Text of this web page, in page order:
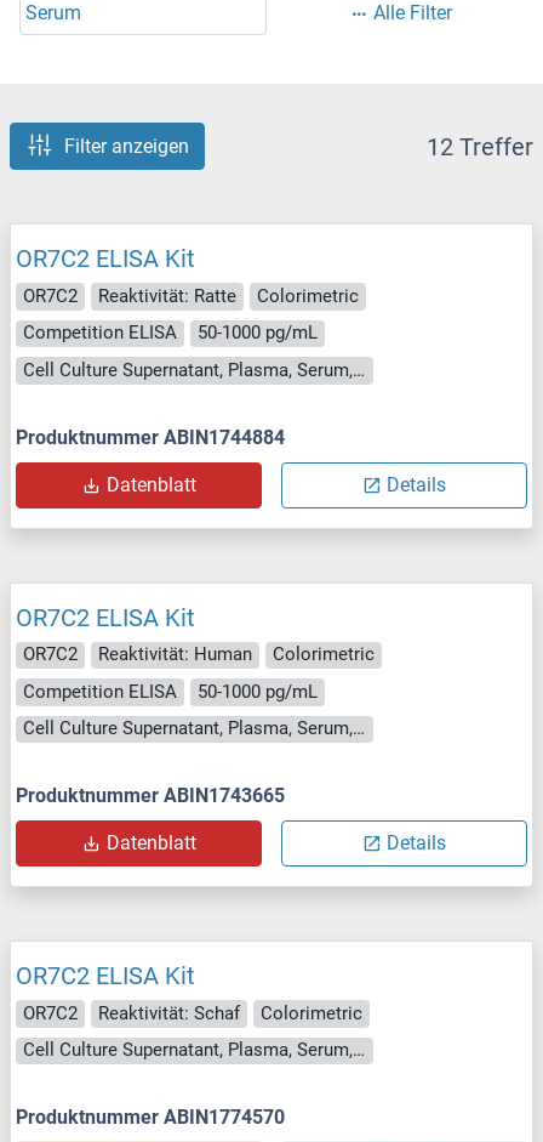
Serum Alle Filter
Filter anzeigen 12 Treffer
OR7C2 ELISA Kit
OR7C2 Reaktivität: Ratte
Colorimetric
Competition ELISA
50-1000 pg/mL
Cell Culture Supernatant, Plasma, Serum, Tissue Homogenate
Produktnummer ABIN1744884
Datenblatt Details
OR7C2 ELISA Kit
OR7C2 Reaktivität: Human
Colorimetric
Competition ELISA
50-1000 pg/mL
Cell Culture Supernatant, Plasma, Serum, Tissue Homogenate
Produktnummer ABIN1743665
Datenblatt Details
OR7C2 ELISA Kit
OR7C2 Reaktivität: Schaf
Colorimetric
Cell Culture Supernatant, Plasma, Serum, Tissue Homogenate
Produktnummer ABIN1774570